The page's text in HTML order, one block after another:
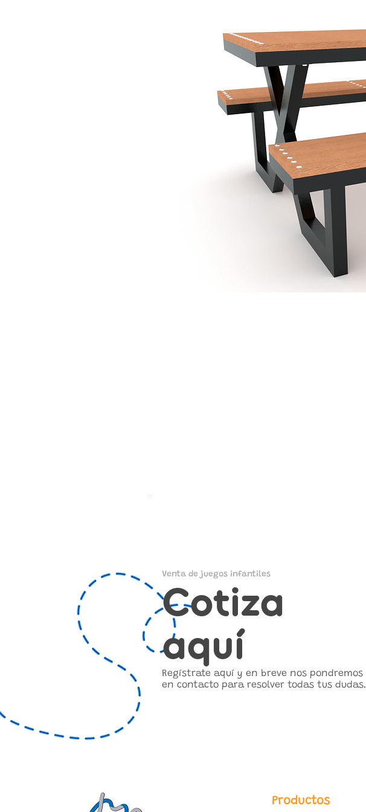
Venta de juegos infantiles
Cotiza
aquí
Regístrate aquí y en breve nos pondremos
en contacto para resolver todas tus dudas.
Productos